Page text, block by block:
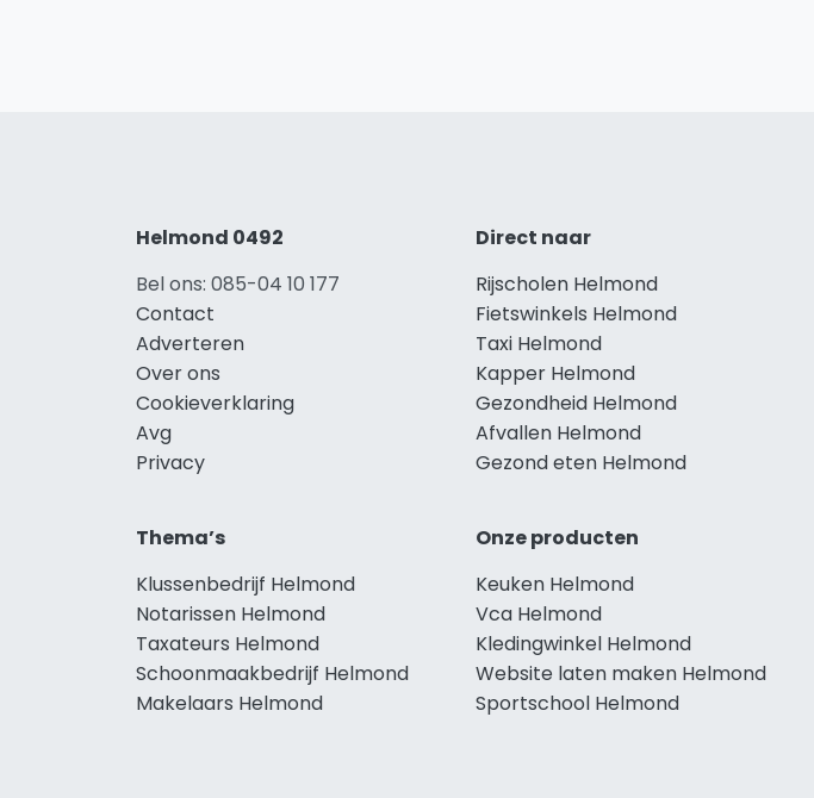
Helmond 0492
Bel ons: 085-04 10 177
Contact
Adverteren
Over ons
Cookieverklaring
Avg
Privacy
Direct naar
Rijscholen Helmond
Fietswinkels Helmond
Taxi Helmond
Kapper Helmond
Gezondheid Helmond
Afvallen Helmond
Gezond eten Helmond
Thema’s
Klussenbedrijf Helmond
Notarissen Helmond
Taxateurs Helmond
Schoonmaakbedrijf Helmond
Makelaars Helmond
Onze producten
Keuken Helmond
Vca Helmond
Kledingwinkel Helmond
Website laten maken Helmond
Sportschool Helmond